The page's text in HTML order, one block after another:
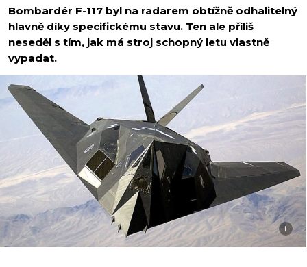
Bombardér F-117 byl na radarem obtížně odhalitelný
hlavně díky specifickému stavu. Ten ale příliš
neseděl s tím, jak má stroj schopný letu vlastně
vypadat.
i